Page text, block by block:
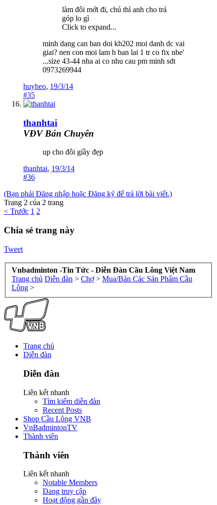
làm đôi mới đi, chú thì anh cho trả
góp lo gì
Click to expand...
minh dang can ban doi kh202 moi danh dc vai
giai? nen con moi lam h ban lai 1 tr co fix nhe'
...size 43-44 nha ai co nhu cau pm minh sdt
0973269944
huyheo, 19/3/14
#35
thanhtai
VĐV Bán Chuyên
up cho đôi giầy đẹp
thanhtai, 19/3/14
#36
(Bạn phải Đăng nhập hoặc Đăng ký để trả lời bài viết.)
Trang 2 của 2 trang
< Trước 1 2
Chia sẻ trang này
Tweet
Vnbadminton -Tin Tức - Diễn Đàn Cầu Lông Việt Nam
Trang chủ Diễn đàn > Chợ > Mua/Bán Các Sản Phẩm Cầu
Lông >
Trang chủ
Diễn đàn
Diễn đàn
Liên kết nhanh
Tìm kiếm diễn đàn
Recent Posts
Shop Cầu Lông VNB
VnBadmintonTV
Thành viên
Thành viên
Liên kết nhanh
Notable Members
Đang truy cập
Hoạt động gần đây